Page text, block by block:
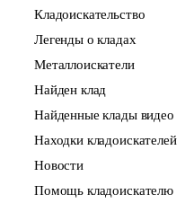
Кладоискательство
Легенды о кладах
Металлоискатели
Найден клад
Найденные клады видео
Находки кладоискателей
Новости
Помощь кладоискателю